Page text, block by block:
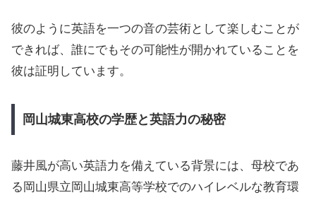
彼のように英語を一つの音の芸術として楽しむことが
できれば、誰にでもその可能性が開かれていることを
彼は証明しています。
岡山城東高校の学歴と英語力の秘密
藤井風が高い英語力を備えている背景には、母校であ
る岡山県立岡山城東高等学校でのハイレベルな教育環